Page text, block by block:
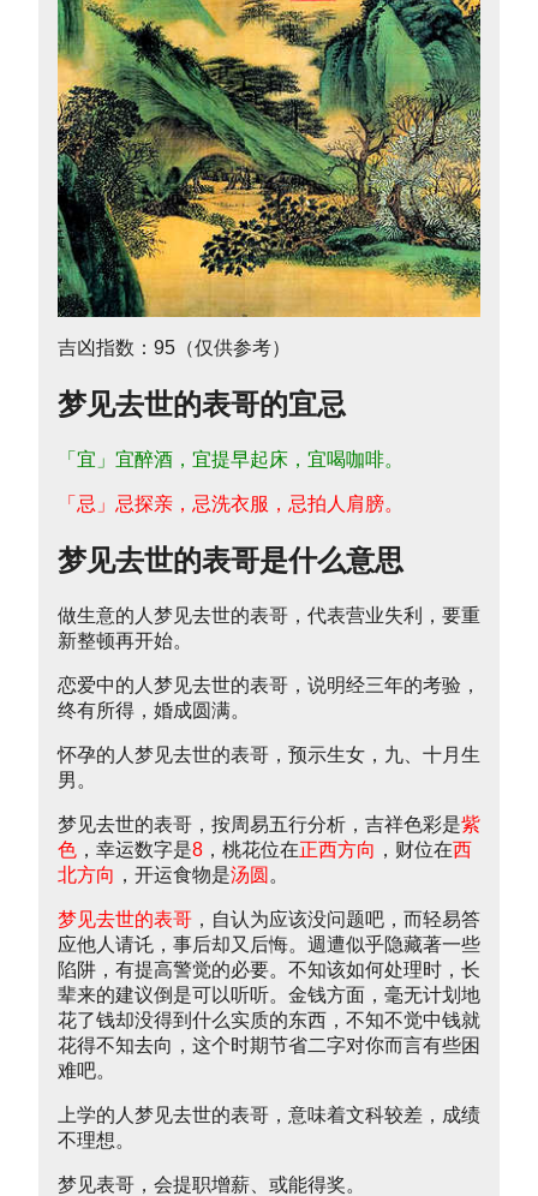
吉凶指数：95（仅供参考）
梦见去世的表哥的宜忌
「宜」宜醉酒，宜提早起床，宜喝咖啡。
「忌」忌探亲，忌洗衣服，忌拍人肩膀。
梦见去世的表哥是什么意思
做生意的人梦见去世的表哥，代表营业失利，要重
新整顿再开始。
恋爱中的人梦见去世的表哥，说明经三年的考验，
终有所得，婚成圆满。
怀孕的人梦见去世的表哥，预示生女，九、十月生
男。
梦见去世的表哥，按周易五行分析，吉祥色彩是紫
色 ，幸运数字是8 ，桃花位在正西方向 ，财位在西
北方向 ，开运食物是汤圆 。
梦见去世的表哥 ，自认为应该没问题吧，而轻易答
应他人请讬，事后却又后悔。週遭似乎隐藏著一些
陷阱，有提高警觉的必要。不知该如何处理时，长
辈来的建议倒是可以听听。金钱方面，毫无计划地
花了钱却没得到什么实质的东西，不知不觉中钱就
花得不知去向，这个时期节省二字对你而言有些困
难吧。
上学的人梦见去世的表哥，意味着文科较差，成绩
不理想。
梦见表哥，会提职增薪、或能得奖。